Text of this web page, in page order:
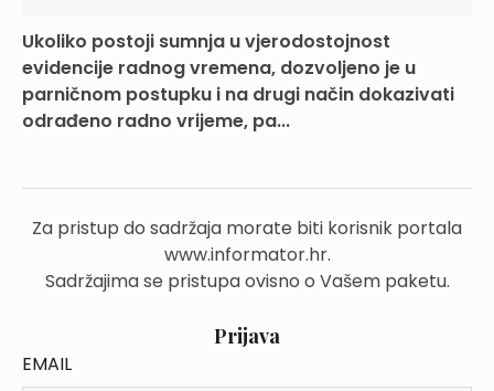
Ukoliko postoji sumnja u vjerodostojnost
evidencije radnog vremena, dozvoljeno je u
parničnom postupku i na drugi način dokazivati
odrađeno radno vrijeme, pa...
Za pristup do sadržaja morate biti korisnik portala
www.informator.hr.
Sadržajima se pristupa ovisno o Vašem paketu.
Prijava
EMAIL